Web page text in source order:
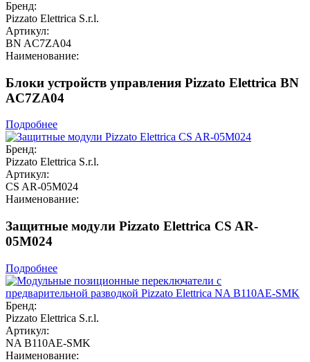
Бренд:
Pizzato Elettrica S.r.l.
Артикул:
BN AC7ZA04
Наименование:
Блоки устройств управления Pizzato Elettrica BN
AC7ZA04
Подробнее
Бренд:
Pizzato Elettrica S.r.l.
Артикул:
CS AR-05M024
Наименование:
Защитные модули Pizzato Elettrica CS AR-
05M024
Подробнее
Бренд:
Pizzato Elettrica S.r.l.
Артикул:
NA B110AE-SMK
Наименование: